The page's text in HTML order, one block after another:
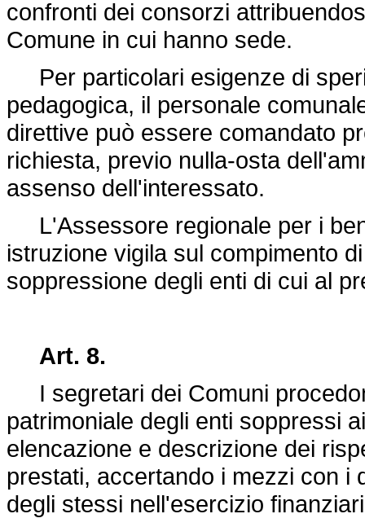
confronti dei consorzi
Comune in cui hanno sede.
Per particolari esigenze di
pedagogica, il personale
direttive può essere comandato
richiesta, previo nulla-osta
assenso dell'interessato.
L'Assessore regionale per i
istruzione vigila sul compimento
soppressione degli enti di cui al
Art. 8.
I segretari dei Comuni
patrimoniale degli enti soppressi
elencazione e descrizione dei
prestati, accertando i mezzi con i
degli stessi nell'esercizio